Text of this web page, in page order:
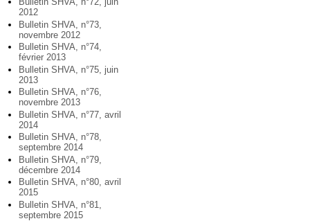
2012
Bulletin SHVA, n°73,
novembre 2012
Bulletin SHVA, n°74,
février 2013
Bulletin SHVA, n°75, juin
2013
Bulletin SHVA, n°76,
novembre 2013
Bulletin SHVA, n°77, avril
2014
Bulletin SHVA, n°78,
septembre 2014
Bulletin SHVA, n°79,
décembre 2014
Bulletin SHVA, n°80, avril
2015
Bulletin SHVA, n°81,
septembre 2015